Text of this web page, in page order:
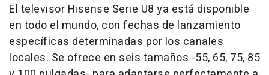
El televisor Hisense Serie U8 ya está disponible
en todo el mundo, con fechas de lanzamiento
específicas determinadas por los canales
locales. Se ofrece en seis tamaños -55, 65, 75, 85